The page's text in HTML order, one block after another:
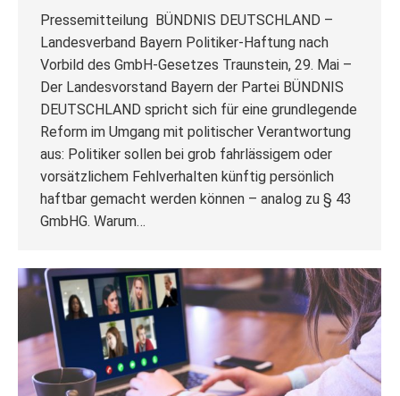
Pressemitteilung BÜNDNIS DEUTSCHLAND –
Landesverband Bayern Politiker-Haftung nach
Vorbild des GmbH-Gesetzes Traunstein, 29. Mai –
Der Landesvorstand Bayern der Partei BÜNDNIS
DEUTSCHLAND spricht sich für eine grundlegende
Reform im Umgang mit politischer Verantwortung
aus: Politiker sollen bei grob fahrlässigem oder
vorsätzlichem Fehlverhalten künftig persönlich
haftbar gemacht werden können – analog zu § 43
GmbHG. Warum…